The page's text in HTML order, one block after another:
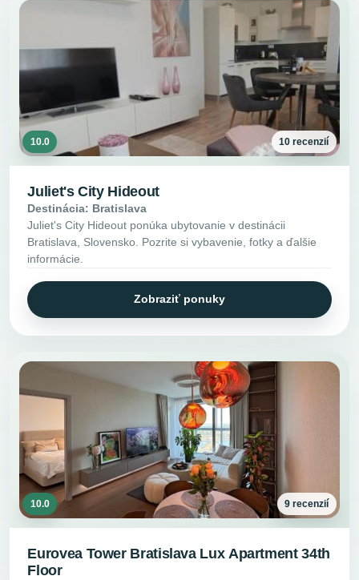
10.0 10 recenzií
Juliet's City Hideout
Destinácia: Bratislava
Juliet's City Hideout ponúka ubytovanie v destinácii
Bratislava, Slovensko. Pozrite si vybavenie, fotky a ďalšie
informácie.
Zobraziť ponuky
10.0 9 recenzií
Eurovea Tower Bratislava Lux Apartment 34th
Floor